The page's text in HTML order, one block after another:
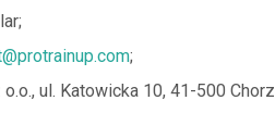
;
ul. Katowicka 10, 41-500